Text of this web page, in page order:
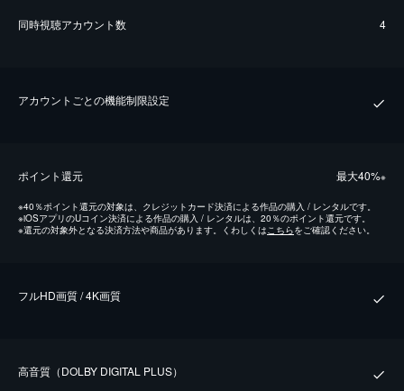
同時視聴アカウント数 4
アカウントごとの機能制限設定
ポイント還元 最⼤40%※
※40％ポイント還元の対象は、クレジットカード決済による作品の購入 / レンタルです。
※iOSアプリのUコイン決済による作品の購入 / レンタルは、20％のポイント還元です。
※還元の対象外となる決済方法や商品があります。くわしくはこちらをご確認ください。
フルHD画質 / 4K画質
⾼⾳質（DOLBY DIGITAL PLUS）